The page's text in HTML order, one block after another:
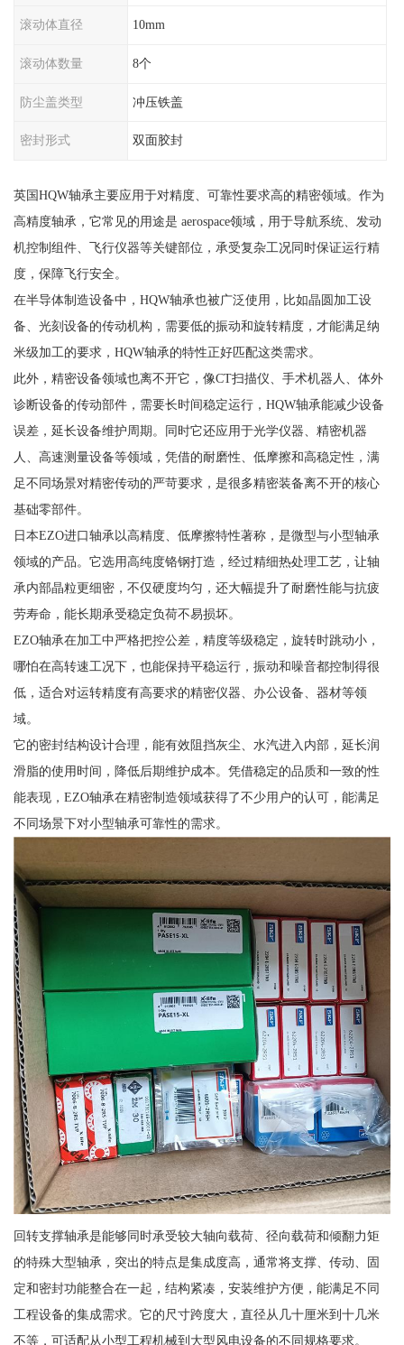
滚动体直径 10mm
滚动体数量 8个
防尘盖类型 冲压铁盖
密封形式 双面胶封
英国HQW轴承主要应用于对精度、可靠性要求高的精密领域。作为
高精度轴承，它常见的用途是 aerospace领域，用于导航系统、发动
机控制组件、飞行仪器等关键部位，承受复杂工况同时保证运行精
度，保障飞行安全。
在半导体制造设备中，HQW轴承也被广泛使用，比如晶圆加工设
备、光刻设备的传动机构，需要低的振动和旋转精度，才能满足纳
米级加工的要求，HQW轴承的特性正好匹配这类需求。
此外，精密设备领域也离不开它，像CT扫描仪、手术机器人、体外
诊断设备的传动部件，需要长时间稳定运行，HQW轴承能减少设备
误差，延长设备维护周期。同时它还应用于光学仪器、精密机器
人、高速测量设备等领域，凭借的耐磨性、低摩擦和高稳定性，满
足不同场景对精密传动的严苛要求，是很多精密装备离不开的核心
基础零部件。
日本EZO进口轴承以高精度、低摩擦特性著称，是微型与小型轴承
领域的产品。它选用高纯度铬钢打造，经过精细热处理工艺，让轴
承内部晶粒更细密，不仅硬度均匀，还大幅提升了耐磨性能与抗疲
劳寿命，能长期承受稳定负荷不易损坏。
EZO轴承在加工中严格把控公差，精度等级稳定，旋转时跳动小，
哪怕在高转速工况下，也能保持平稳运行，振动和噪音都控制得很
低，适合对运转精度有高要求的精密仪器、办公设备、器材等领
域。
它的密封结构设计合理，能有效阻挡灰尘、水汽进入内部，延长润
滑脂的使用时间，降低后期维护成本。凭借稳定的品质和一致的性
能表现，EZO轴承在精密制造领域获得了不少用户的认可，能满足
不同场景下对小型轴承可靠性的需求。
回转支撑轴承是能够同时承受较大轴向载荷、径向载荷和倾翻力矩
的特殊大型轴承，突出的特点是集成度高，通常将支撑、传动、固
定和密封功能整合在一起，结构紧凑，安装维护方便，能满足不同
工程设备的集成需求。它的尺寸跨度大，直径从几十厘米到十几米
不等，可适配从小型工程机械到大型风电设备的不同规格要求。